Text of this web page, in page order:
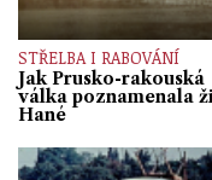
STŘELBA I RABOVÁNÍ
Jak Prusko-rakouská
válka poznamenala
Hané